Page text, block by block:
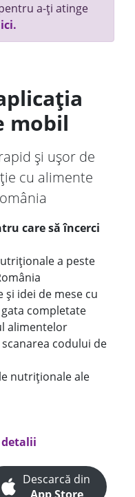
a-ți atinge
mobil
și ușor de
cu alimente
care să încerci
a peste
și idei de mese cu
completate
alimentelor
codului de
nutriționale ale
Descarcă din